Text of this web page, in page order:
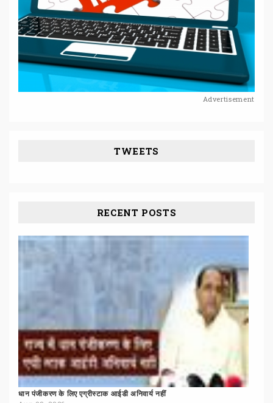
Advertisement
TWEETS
RECENT POSTS
धान पंजीकरण के लिए एग्रीस्टाक आईडी अनिवार्य नहीं